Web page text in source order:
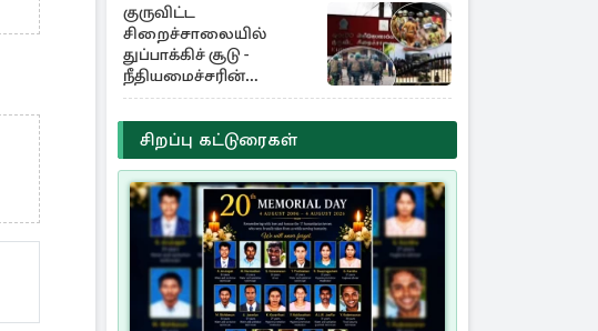
குருவிட்ட
சிறைச்சாலையில்
துப்பாக்கிச் சூடு -
நீதியமைச்சரின்
அறிவிப்பு
சிறப்பு கட்டுரைகள்